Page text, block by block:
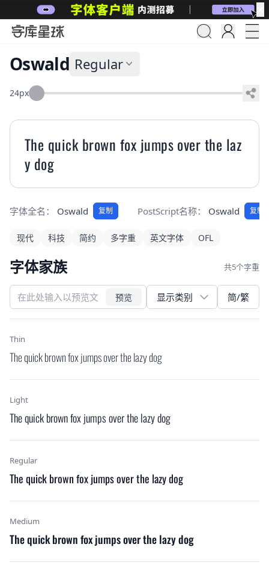
Oswald Regular
24px
The quick brown fox jumps over the laz
y dog
字体全名： Oswald 复制 PostScript名称： Oswald 复制
现代 科技 简约 多字重 英文字体 OFL
字体家族 共5个字重
预览 简/繁
Thin
The quick brown fox jumps over the lazy dog
Light
The quick brown fox jumps over the lazy dog
Regular
The quick brown fox jumps over the lazy dog
Medium
The quick brown fox jumps over the lazy dog